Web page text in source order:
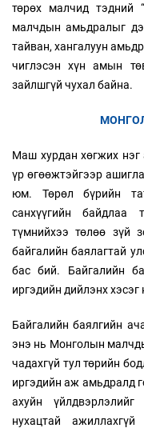
төрөх малчид тэдний
малчдын амьдралыг
тайван, хангалуун
чиглэсэн хүн амын
зайлшгүй чухал байна.
Маш хурдан хөгжих нэг
үр өгөөжтэйгээр
юм. Төрөл бүрийн
санхүүгийн байдлаа
түмнийхээ төлөө зүй
байгалийн баялагтай
бас бий. Байгалийн
иргэдийн дийлэнх
Байгалийн баялгийн
энэ нь Монголын
чадахгүй тул төрийн
иргэдийн аж амьдралд
ахуйн
нухацтай